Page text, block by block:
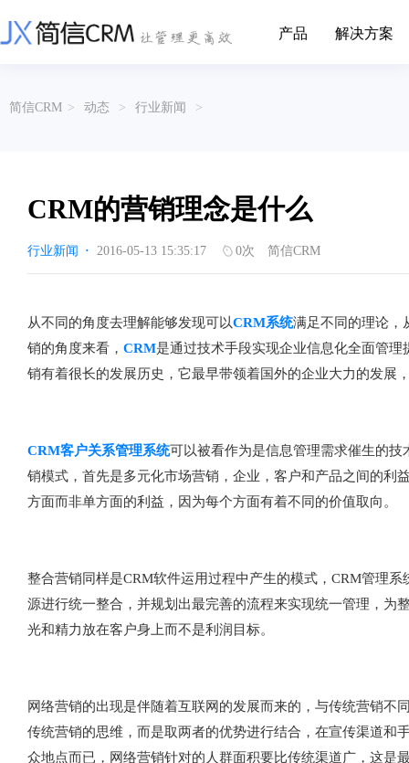
产品
营销云
从营销获客到商机转化的全流程管理
渠道云
融合分公司、经销商、总部伙伴管理
涵盖多种售前/后服务元素功能和接入
涵盖多种售前/后服务元素功能和接入
解决方案
挖现有客户价值以及开发更多新...
传媒企业自身由于数字化传媒的发
展，对其内部控制建设和完善也是...
进装修行业往
互联网等相关信息技术的发展是支撑
互联网金融模式发展的基石，给...
通过数字化方
享受个性化的
帮助文档
以CRM产品为基础的功能点
关于简信
简信CRM > 动态 > 行业新闻 >
CRM的营销理念是什么
行业新闻 · 2016-05-13 15:35:17 0次 简信CRM
从不同的角度去理解能够发现可以CRM系统满足不同的理论，
销的角度来看， CRM是通过技术手段实现企业信息化全面管
销有着很长的发展历史，它最早带领着国外的企业大力的发展
CRM客户关系管理系统可以被看作为是信息管理需求催生的
销模式，首先是多元化市场营销，企业，客户和产品之间的利
方面而非单方面的利益，因为每个方面有着不同的价值取向。
整合营销同样是CRM软件运用过程中产生的模式，CRM管理
源进行统一整合，并规划出最完善的流程来实现统一管理，为
光和精力放在客户身上而不是利润目标。
网络营销的出现是伴随着互联网的发展而来的，与传统营销
传统营销的思维，而是取两者的优势进行结合，在宣传渠道和
众地点而已，网络营销针对的人群面积要比传统渠道广，这是